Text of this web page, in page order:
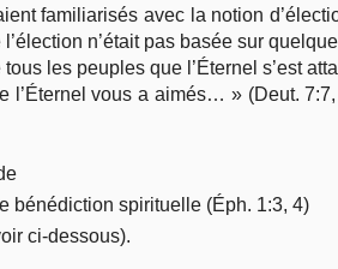
familiarisés avec la notion
n’était pas basée sur
les peuples que l’Éternel s’est
l’Éternel vous a aimés… » (Deut.
bénédiction spirituelle (Éph. 1:3, 4)
ci-dessous).